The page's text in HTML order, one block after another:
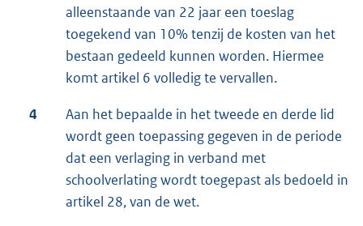
alleenstaande van 22 jaar een toeslag
toegekend van 10% tenzij de kosten van het
bestaan gedeeld kunnen worden. Hiermee
komt artikel 6 volledig te vervallen.
4
Aan het bepaalde in het tweede en derde lid
wordt geen toepassing gegeven in de periode
dat een verlaging in verband met
schoolverlating wordt toegepast als bedoeld in
artikel 28, van de wet.